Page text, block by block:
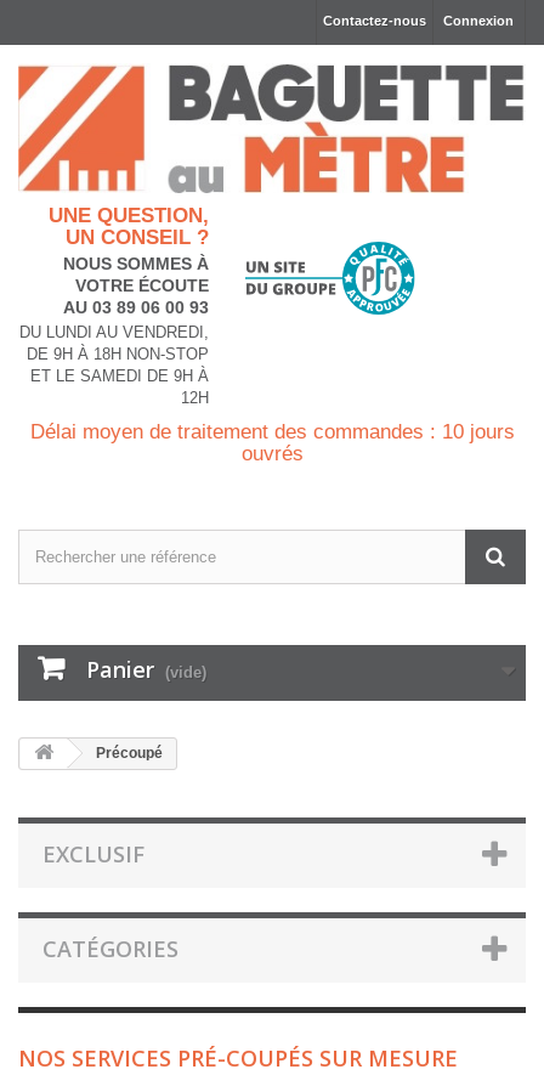
Connexion
Contactez-nous
UNE QUESTION,
UN CONSEIL ?
NOUS SOMMES À
VOTRE ÉCOUTE
AU 03 89 06 00 93
DU LUNDI AU VENDREDI,
DE 9H À 18H NON-STOP
ET LE SAMEDI DE 9H À
12H
Délai moyen de traitement des commandes : 10 jours
ouvrés
Panier (vide)
Précoupé
EXCLUSIF
CATÉGORIES
NOS SERVICES PRÉ-COUPÉS SUR MESURE